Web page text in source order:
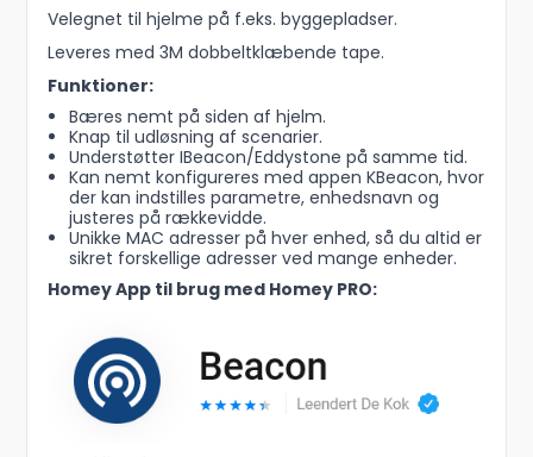
Velegnet til hjelme på f.eks. byggepladser.
Leveres med 3M dobbeltklæbende tape.
Funktioner:
Bæres nemt på siden af hjelm.
Knap til udløsning af scenarier.
Understøtter IBeacon/Eddystone på samme tid.
Kan nemt konfigureres med appen KBeacon, hvor
der kan indstilles parametre, enhedsnavn og
justeres på rækkevidde.
Unikke MAC adresser på hver enhed, så du altid er
sikret forskellige adresser ved mange enheder.
Homey App til brug med Homey PRO: